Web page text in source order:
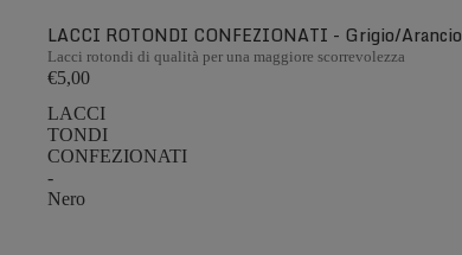
LACCI ROTONDI CONFEZIONATI - Grigio/Arancio
Lacci rotondi di qualità per una maggiore scorrevolezza
€5,00
LACCI
TONDI
CONFEZIONATI
-
Nero